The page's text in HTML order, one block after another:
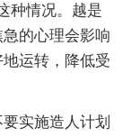
种情况。越是
的心理会影响
运转，降低受
实施造人计划